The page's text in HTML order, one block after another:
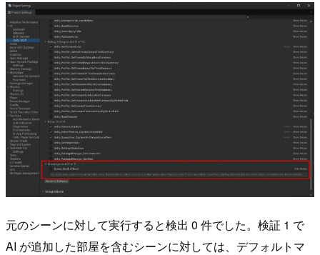
元のシーンに対して実行すると検出 0 件でした。検証 1 で
AI が追加した部屋を含むシーンに対しては、デフォルトマ